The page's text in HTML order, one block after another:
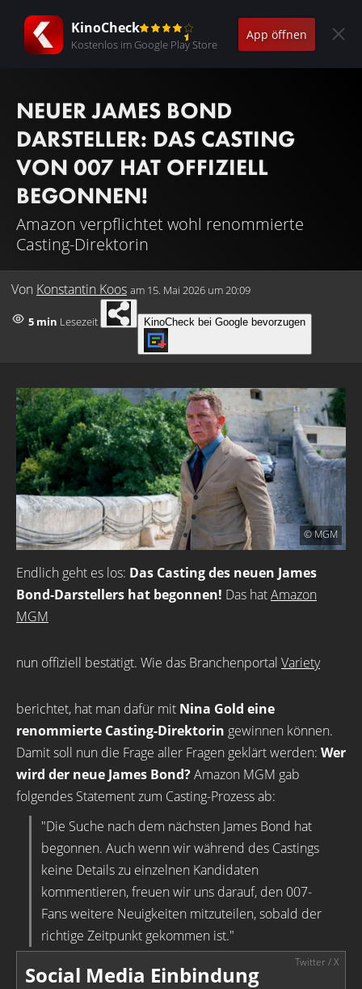
KinoCheck
Kostenlos im Google Play Store
App öffnen
NEUER JAMES BOND
DARSTELLER: DAS CASTING
VON 007 HAT OFFIZIELL
BEGONNEN!
Amazon verpflichtet wohl renommierte
Casting-Direktorin
Von Konstantin Koos am 15. Mai 2026 um 20:09
5 min Lesezeit KinoCheck bei Google bevorzugen
© MGM
Endlich geht es los: Das Casting des neuen James
Bond-Darstellers hat begonnen! Das hatAmazon
MGM
nun offiziell bestätigt. Wie das Branchenportal Variety
berichtet, hat man dafür mit Nina Gold eine
renommierte Casting-Direktorin gewinnen können.
Damit soll nun die Frage aller Fragen geklärt werden: Wer
wird der neue James Bond?Amazon MGM gab
folgendes Statement zum Casting-Prozess ab:
"Die Suche nach dem nächsten James Bond hat
begonnen. Auch wenn wir während des Castings
keine Details zu einzelnen Kandidaten
kommentieren, freuen wir uns darauf, den 007-
Fans weitere Neuigkeiten mitzuteilen, sobald der
richtige Zeitpunkt gekommen ist."
Social Media Einbindung